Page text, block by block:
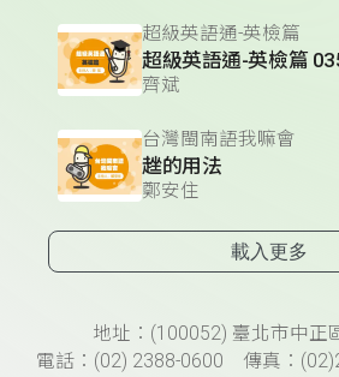
超級英語通-英檢篇
齊斌
台灣閩南語我嘛會
趖的用法
鄭安住
載入更多
頁尾資訊地址：(100052) 臺北市中正
電話：(02) 2388-0600 傳真：